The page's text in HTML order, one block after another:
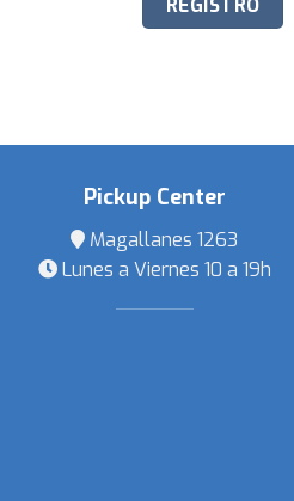
Pickup Center
Magallanes 1263
Lunes a Viernes 10 a 19h